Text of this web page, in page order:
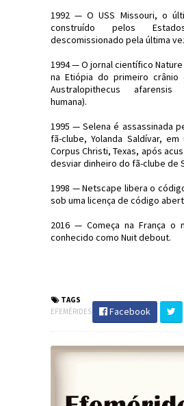
1992 — O USS Missouri, o
construído pelos
descomissionado pela última
1994 — O jornal científico
na Etiópia do primeiro crânio
Australopithecus afarensis
humana).
1995 — Selena é assassinada
fã-clube, Yolanda Saldívar,
Corpus Christi, Texas, após
desviar dinheiro do fã-clube de
1998 — Netscape libera o
sob uma licença de código
2016 — Começa na França o
conhecido como Nuit debout.
TAGS
EFEMÉRIDES
Facebook